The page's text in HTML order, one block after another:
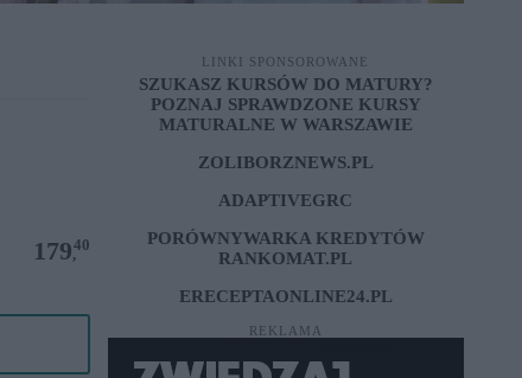
179,
40
LINKI SPONSOROWANE
SZUKASZ KURSÓW DO MATURY?
POZNAJ SPRAWDZONE KURSY
MATURALNE W WARSZAWIE
ZOLIBORZNEWS.PL
ADAPTIVEGRC
PORÓWNYWARKA KREDYTÓW
RANKOMAT.PL
ERECEPTAONLINE24.PL
REKLAMA